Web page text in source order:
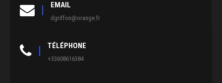
EMAIL
dgriffon@orange.fr
TÉLÉPHONE
+33608616384